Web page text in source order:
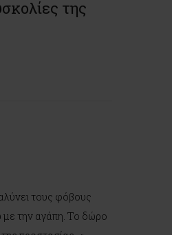
της
τους φόβους
με την αγάπη. Το δώρο